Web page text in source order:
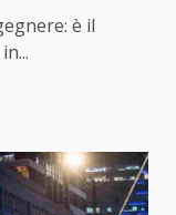
è il